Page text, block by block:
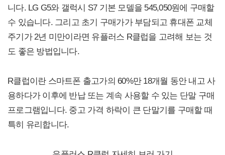
니다. LG G5와 갤럭시 S7 기본 모델을 545,050원에 구매할
수 있습니다. 그리고 초기 구매가가 부담되고 휴대폰 교체
주기가 2년 미만이라면 유플러스 R클럽을 고려해 보는 것
도 좋은 방법입니다.
R클럽이란 스마트폰 출고가의 60%만 18개월 동안 내고 사
용하다가 이후에 반납 또는 계속 사용할 수 있는 단말 구매
프로그램입니다. 중고 가격 하락이 큰 단말기를 구매할 때
특히 유리합니다.